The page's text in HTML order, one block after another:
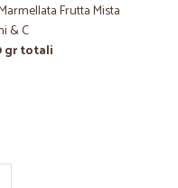
Frutta Mista
& C
gr totali